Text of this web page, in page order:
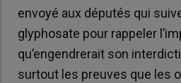
envoyé aux députés qui
glyphosate pour rappeler
qu’engendrerait son
surtout les preuves que les